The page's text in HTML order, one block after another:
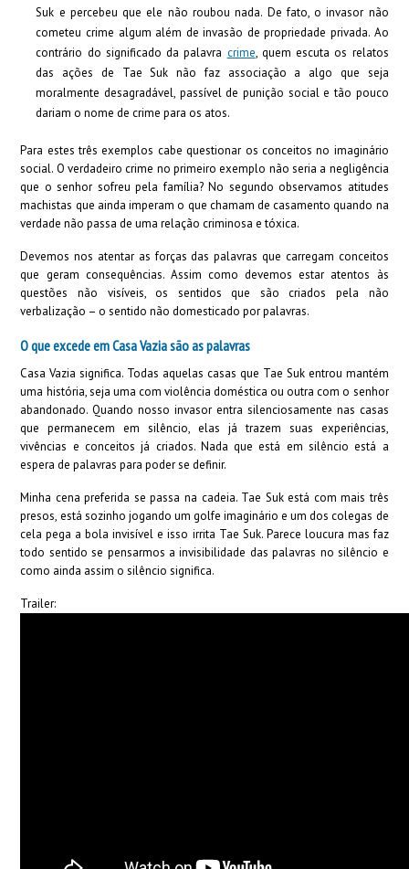
Suk e percebeu que ele não roubou nada. De fato, o invasor não
cometeu crime algum além de invasão de propriedade privada. Ao
contrário do significado da palavra crime, quem escuta os relatos
das ações de Tae Suk não faz associação a algo que seja
moralmente desagradável, passível de punição social e tão pouco
dariam o nome de crime para os atos.
Para estes três exemplos cabe questionar os conceitos no imaginário
social. O verdadeiro crime no primeiro exemplo não seria a negligência
que o senhor sofreu pela família? No segundo observamos atitudes
machistas que ainda imperam o que chamam de casamento quando na
verdade não passa de uma relação criminosa e tóxica.
Devemos nos atentar as forças das palavras que carregam conceitos
que geram consequências. Assim como devemos estar atentos às
questões não visíveis, os sentidos que são criados pela não
verbalização – o sentido não domesticado por palavras.
O que excede em Casa Vazia são as palavras
Casa Vazia significa. Todas aquelas casas que Tae Suk entrou mantém
uma história, seja uma com violência doméstica ou outra com o senhor
abandonado. Quando nosso invasor entra silenciosamente nas casas
que permanecem em silêncio, elas já trazem suas experiências,
vivências e conceitos já criados. Nada que está em silêncio está a
espera de palavras para poder se definir.
Minha cena preferida se passa na cadeia. Tae Suk está com mais três
presos, está sozinho jogando um golfe imaginário e um dos colegas de
cela pega a bola invisível e isso irrita Tae Suk. Parece loucura mas faz
todo sentido se pensarmos a invisibilidade das palavras no silêncio e
como ainda assim o silêncio significa.
Trailer: